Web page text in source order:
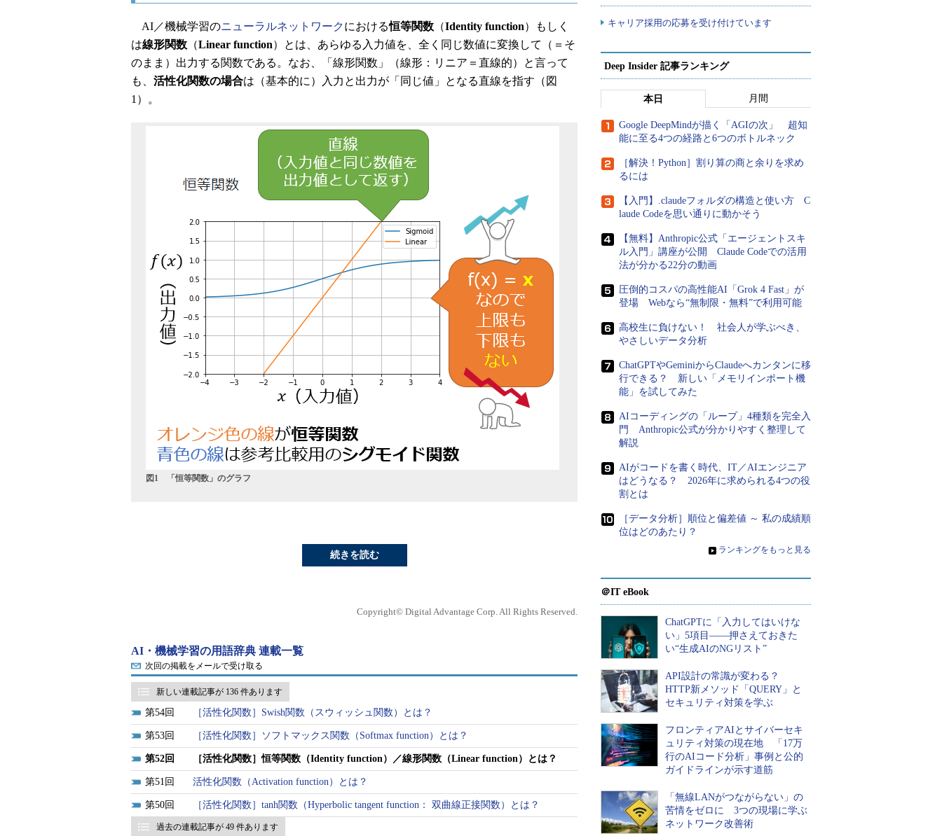
AI／機械学習のニューラルネットワーク における恒等関数 （Identity function）もしく
は線形関数 （Linear function）とは、あらゆる入力値を、全く同じ数値に変換して（＝そ
のまま）出力する関数である。なお、「線形関数」（線形：リニア＝直線的）と言って
も、 活性化関数の場合は（基本的に）入力と出力が「同じ値」となる直線を指す（図
1）。
図1 「恒等関数」のグラフ
続きを読む
Copyright© Digital Advantage Corp. All Rights Reserved.
AI・機械学習の用語辞典 連載一覧
次回の掲載をメールで受け取る
新しい連載記事が 136 件あります
54 ［活性化関数］Swish関数（スウィッシュ関数）とは？
53 ［活性化関数］ソフトマックス関数（Softmax function）とは？
52 ［活性化関数］恒等関数（Identity function）／線形関数（Linear function）とは？
51 活性化関数（Activation function）とは？
50 ［活性化関数］tanh関数（Hyperbolic tangent function： 双曲線正接関数）とは？
過去の連載記事が 49 件あります
キャリア採用の応募を受け付けています
Deep Insider 記事ランキング
本日 月間
Google DeepMindが描く「AGIの次」 超知
能に至る4つの経路と6つのボトルネック
［解決！Python］割り算の商と余りを求め
るには
【入門】.claudeフォルダの構造と使い方 C
laude Codeを思い通りに動かそう
【無料】Anthropic公式「エージェントスキ
ル入門」講座が公開 Claude Codeでの活用
法が分かる22分の動画
圧倒的コスパの高性能AI「Grok 4 Fast」が
登場 Webなら“無制限・無料”で利用可能
高校生に負けない！ 社会人が学ぶべき、
やさしいデータ分析
ChatGPTやGeminiからClaudeへカンタンに移
行できる？ 新しい「メモリインポート機
能」を試してみた
AIコーディングの「ループ」4種類を完全入
門 Anthropic公式が分かりやすく整理して
解説
AIがコードを書く時代、IT／AIエンジニア
はどうなる？ 2026年に求められる4つの役
割とは
［データ分析］順位と偏差値 ～ 私の成績順
位はどのあたり？
» ランキングをもっと見る
＠IT eBook
ChatGPTに「入力してはいけな
い」5項目――押さえておきた
い“生成AIのNGリスト”
API設計の常識が変わる？
HTTP新メソッド「QUERY」と
セキュリティ対策を学ぶ
フロンティアAIとサイバーセキ
ュリティ対策の現在地 「17万
行のAIコード分析」事例と公的
ガイドラインが示す道筋
「無線LANがつながらない」の
苦情をゼロに 3つの現場に学ぶ
ネットワーク改善術